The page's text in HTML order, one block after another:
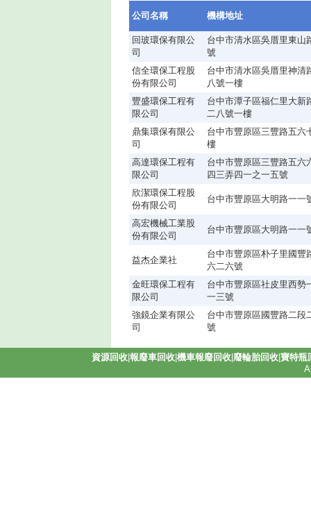
公司名稱 機構地址
回玻環保有限公
司
台中市清水區吳厝里東山
號
信全環保工程股
份有限公司
台中市清水區吳厝里神清
八號一樓
豐盛環保工程有
限公司
台中市潭子區福仁里大新
二八號一樓
鼎集環保有限公
司
台中市豐原區三豐路五六
樓
高達環保工程有
限公司
台中市豐原區三豐路五六
四三弄四一之一五號
欣潔環保工程股
份有限公司
台中市豐原區大明路一一
高宏機械工業股
份有限公司
台中市豐原區大明路一一
益杰企業社
台中市豐原區朴子里國豐
六二六號
金旺環保工程有
限公司
台中市豐原區社皮里西勢
一三號
強鏡企業有限公
司
台中市豐原區國豐路二段
號
資源回收| 報廢車回收| 機車報廢回收| 廢輪胎回收| 寶特瓶